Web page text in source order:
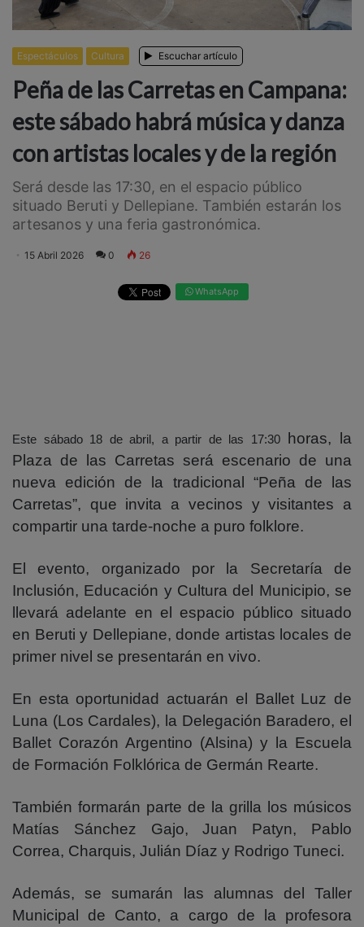
Espectáculos Cultura Escuchar artículo
Peña de las Carretas en Campana:
este sábado habrá música y danza
con artistas locales y de la región
Será desde las 17:30, en el espacio público
situado Beruti y Dellepiane. También estarán los
artesanos y una feria gastronómica.
15 Abril 2026 0 26
WhatsApp
Este sábado 18 de abril, a partir de las 17:30horas, la
Plaza de las Carretas será escenario de una
nueva edición de la tradicional “Peña de las
Carretas”, que invita a vecinos y visitantes a
compartir una tarde-noche a puro folklore.
El evento, organizado por la Secretaría de
Inclusión, Educación y Cultura del Municipio, se
llevará adelante en el espacio público situado
en Beruti y Dellepiane, donde artistas locales de
primer nivel se presentarán en vivo.
En esta oportunidad actuarán el Ballet Luz de
Luna (Los Cardales), la Delegación Baradero, el
Ballet Corazón Argentino (Alsina) y la Escuela
de Formación Folklórica de Germán Rearte.
También formarán parte de la grilla los músicos
Matías Sánchez Gajo, Juan Patyn, Pablo
Correa, Charquis, Julián Díaz y Rodrigo Tuneci.
Además, se sumarán las alumnas del Taller
Municipal de Canto, a cargo de la profesora